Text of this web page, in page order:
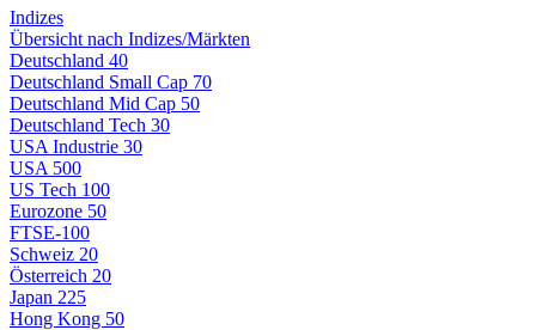
Indizes
Übersicht nach Indizes/Märkten
Deutschland 40
Deutschland Small Cap 70
Deutschland Mid Cap 50
Deutschland Tech 30
USA Industrie 30
USA 500
US Tech 100
Eurozone 50
FTSE-100
Schweiz 20
Österreich 20
Japan 225
Hong Kong 50